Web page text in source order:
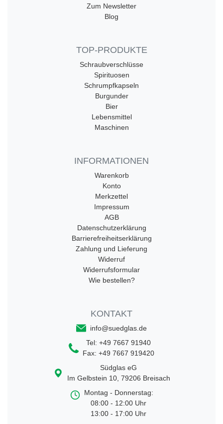
Zum Newsletter
Blog
TOP-PRODUKTE
Schraubverschlüsse
Spirituosen
Schrumpfkapseln
Burgunder
Bier
Lebensmittel
Maschinen
INFORMATIONEN
Warenkorb
Konto
Merkzettel
Impressum
AGB
Datenschutzerklärung
Barrierefreiheitserklärung
Zahlung und Lieferung
Widerruf
Widerrufsformular
Wie bestellen?
KONTAKT
info@suedglas.de
Tel: +49 7667 91940
Fax: +49 7667 919420
Südglas eG
Im Gelbstein 10, 79206 Breisach
Montag - Donnerstag:
08:00 - 12:00 Uhr
13:00 - 17:00 Uhr